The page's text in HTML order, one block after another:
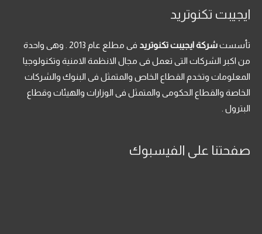
ايجيبت تكنوتريد
تأسستشركة ايجيبت تكنوتريد
فى مطلع عام 2013 . وهى واحدة
من اكبر الشركات التى تعمل فى مجال الانظمة الامنية وتكنولوجيا
المعلومات وتخدم القطاع الخاص والمتمثل فى البنوك والشركات
الخاصة والقطاع الحكومى والمتمثل فى الوزارات والهيئات وقطاع
البترول .
صفحتنا على الفيسبوك